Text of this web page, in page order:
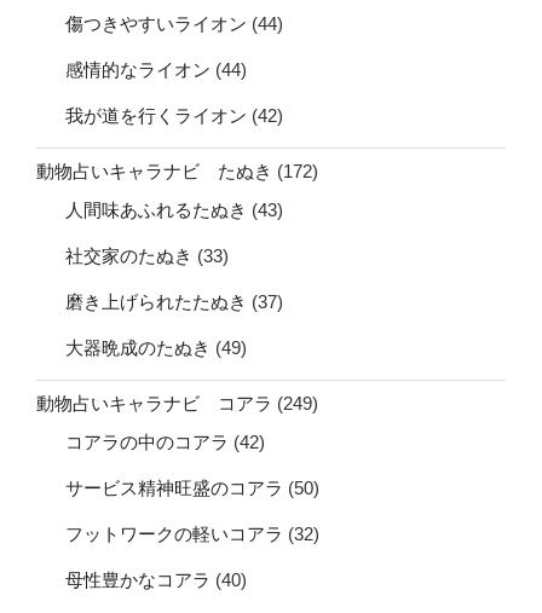
傷つきやすいライオン (44)
感情的なライオン (44)
我が道を行くライオン (42)
動物占いキャラナビ たぬき (172)
人間味あふれるたぬき (43)
社交家のたぬき (33)
磨き上げられたたぬき (37)
大器晩成のたぬき (49)
動物占いキャラナビ コアラ (249)
コアラの中のコアラ (42)
サービス精神旺盛のコアラ (50)
フットワークの軽いコアラ (32)
母性豊かなコアラ (40)